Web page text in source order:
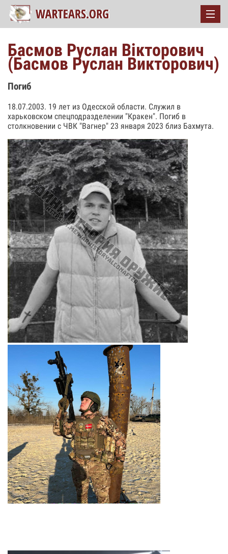
Басмов Руслан Вікторович
(Басмов Руслан Викторович)
Погиб
18.07.2003. 19 лет из Одесской области. Служил в
харьковском спецподразделении "Кракен". Погиб в
столкновении с ЧВК "Вагнер" 23 января 2023 близ Бахмута.